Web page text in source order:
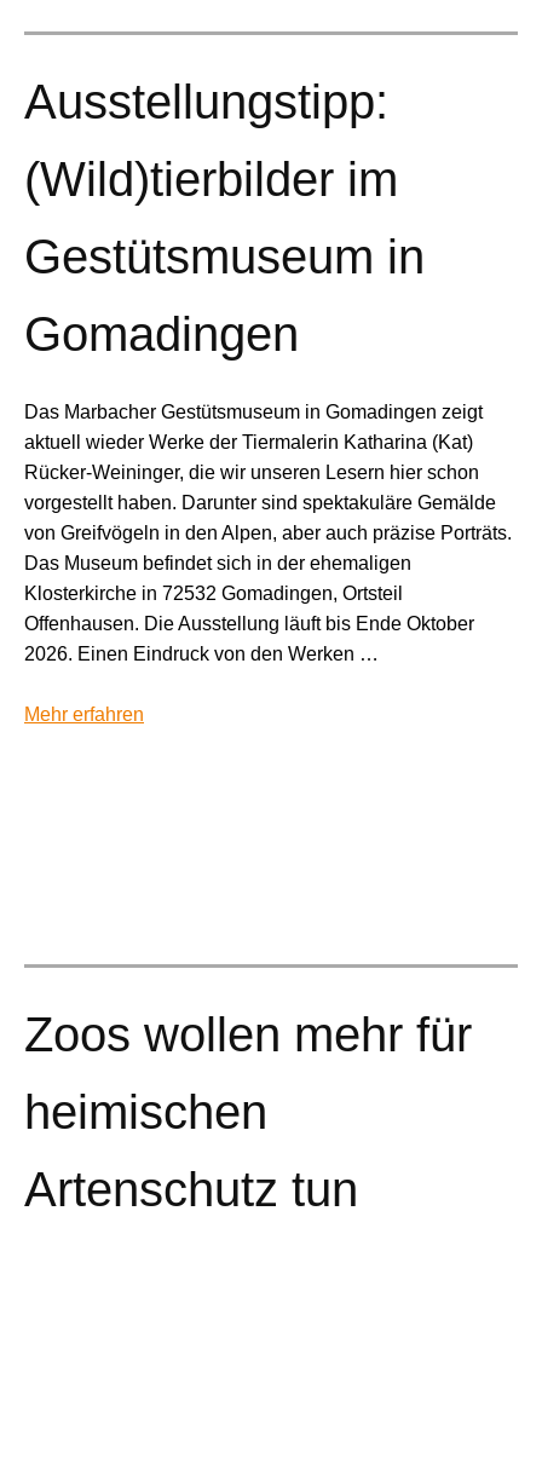
Ausstellungstipp:
(Wild)tierbilder im
Gestütsmuseum in
Gomadingen
Das Marbacher Gestütsmuseum in Gomadingen zeigt
aktuell wieder Werke der Tiermalerin Katharina (Kat)
Rücker-Weininger, die wir unseren Lesern hier schon
vorgestellt haben. Darunter sind spektakuläre Gemälde
von Greifvögeln in den Alpen, aber auch präzise Porträts.
Das Museum befindet sich in der ehemaligen
Klosterkirche in 72532 Gomadingen, Ortsteil
Offenhausen. Die Ausstellung läuft bis Ende Oktober
2026. Einen Eindruck von den Werken …
Mehr erfahren
Zoos wollen mehr für
heimischen
Artenschutz tun